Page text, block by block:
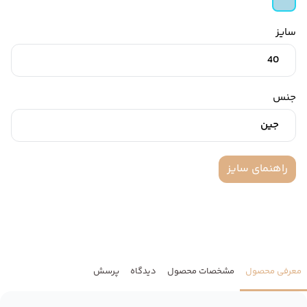
سایز
40
جنس
جین
راهنمای سایز
معرفی محصول مشخصات محصول دیدگاه پرسش